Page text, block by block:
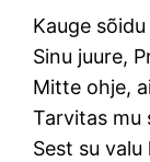
Kauge
Sinu juure,
Mitte ohje,
Tarvitas mu
Sest su